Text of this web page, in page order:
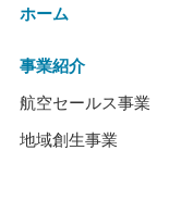
ホーム
事業紹介
航空セールス事業
地域創生事業